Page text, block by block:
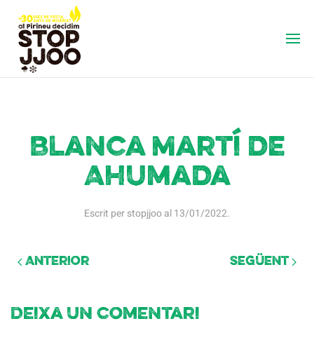
Blanca Martí de
Ahumada
Escrit perstopjjooal13/01/2022.
Anterior Següent
Deixa un comentari